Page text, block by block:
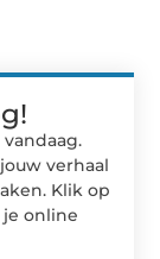
verhaal
Klik op
online